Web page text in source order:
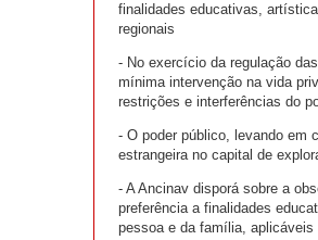
finalidades educativas,
regionais
- No exercício da regulação
mínima intervenção na vida
restrições e interferências do
- O poder público, levando em
estrangeira no capital de
- A Ancinav disporá sobre a
preferência a finalidades
pessoa e da família,